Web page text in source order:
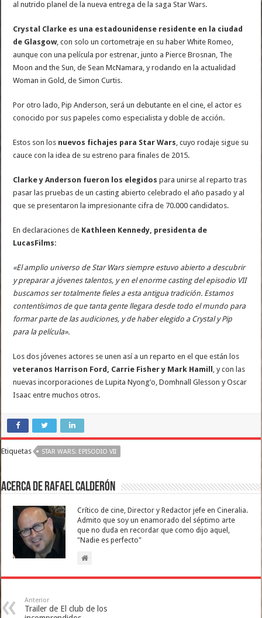
al nutrido planel de la nueva entrega de la saga Star Wars.
Crystal Clarke es una estadounidense residente en la ciudad
de Glasgow, con solo un cortometraje en su haber White Romeo,
aunque con una película por estrenar, junto a Pierce Brosnan, The
Moon and the Sun, de Sean McNamara, y rodando en la actualidad
Woman in Gold, de Simon Curtis.
Por otro lado, Pip Anderson, será un debutante en el cine, el actor es
conocido por sus papeles como especialista y doble de acción.
Estos son los nuevos fichajes para Star Wars, cuyo rodaje sigue su
cauce con la idea de su estreno para finales de 2015.
Clarke y Anderson fueron los elegidos para unirse al reparto tras
pasar las pruebas de un casting abierto celebrado el año pasado y al
que se presentaron la impresionante cifra de 70.000 candidatos.
En declaraciones de Kathleen Kennedy, presidenta de
LucasFilms:
«El amplio universo de Star Wars siempre estuvo abierto a descubrir
y preparar a jóvenes talentos, y en el enorme casting del episodio VII
buscamos ser totalmente fieles a esta antigua tradición. Estamos
contentísimos de que tanta gente llegara desde todo el mundo para
formar parte de las audiciones, y de haber elegido a Crystal y Pip
para la película».
Los dos jóvenes actores se unen así a un reparto en el que están los
veteranos Harrison Ford, Carrie Fisher y Mark Hamill , y con las
nuevas incorporaciones de Lupita Nyong’o, Domhnall Glesson y Oscar
Isaac entre muchos otros.
Etiquetas STAR WARS: EPISODIO VII
Acerca de Rafael Calderón
Crítico de cine, Director y Redactor jefe en Cineralia.
Admito que soy un enamorado del séptimo arte
que no duda en recordar que como dijo aquel,
"Nadie es perfecto"
Anterior
Trailer de El club de los